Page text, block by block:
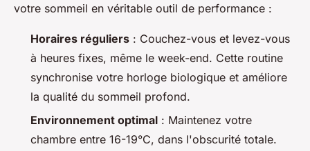
votre sommeil en véritable outil de performance :
Horaires réguliers : Couchez-vous et levez-vous
à heures fixes, même le week-end. Cette routine
synchronise votre horloge biologique et améliore
la qualité du sommeil profond.
Environnement optimal : Maintenez votre
chambre entre 16-19°C, dans l'obscurité totale.